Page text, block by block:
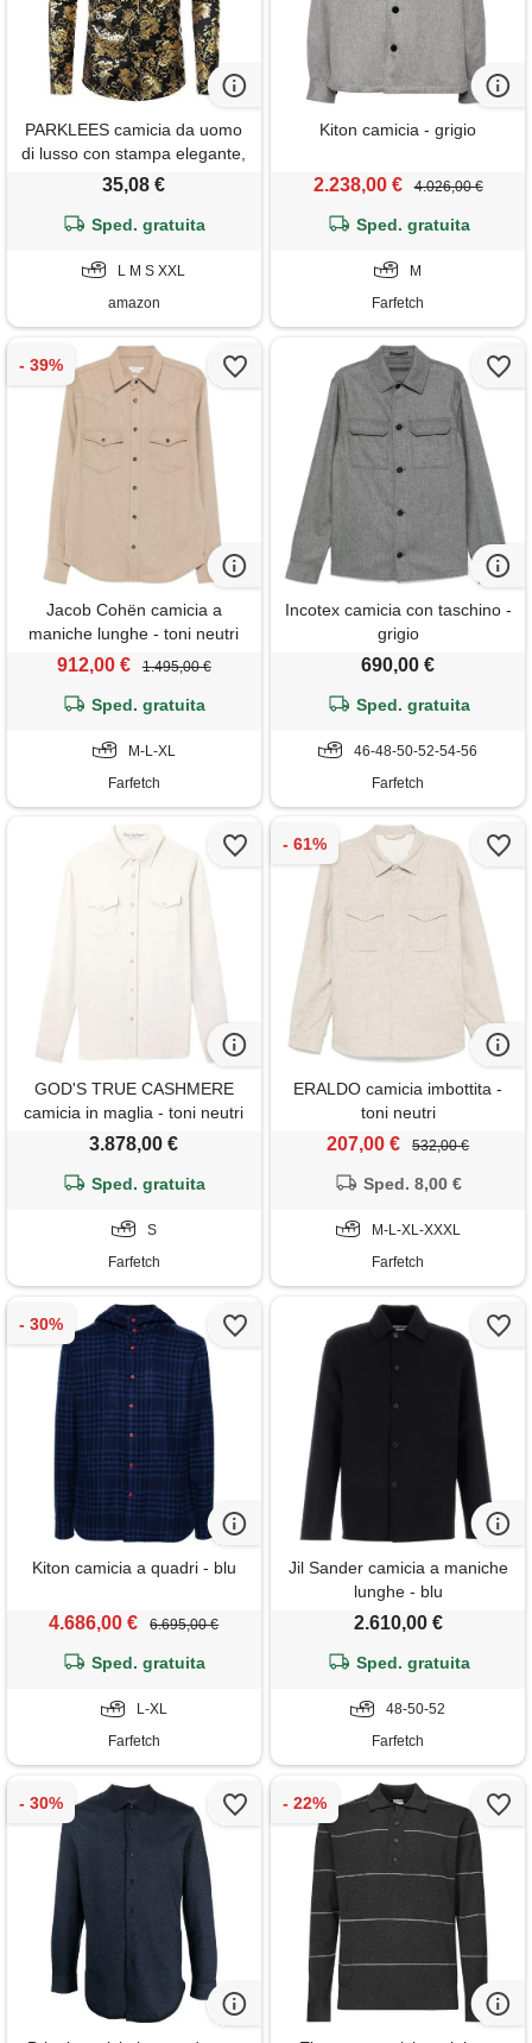
PARKLEES camicia da uomo
di lusso con stampa elegante,
taglio aderente, abbottonato,
lucido, nero/dorato, s
35,08 €
Sped. gratuita
L M S XXL
amazon
Kiton camicia - grigio
2.238,00 € 4.026,00 €
Sped. gratuita
M
Farfetch
Jacob Cohën camicia a
maniche lunghe - toni neutri
912,00 € 1.495,00 €
Sped. gratuita
M-L-XL
Farfetch
Incotex camicia con taschino -
grigio
690,00 €
Sped. gratuita
46-48-50-52-54-56
Farfetch
GOD'S TRUE CASHMERE
camicia in maglia - toni neutri
3.878,00 €
Sped. gratuita
S
Farfetch
ERALDO camicia imbottita -
toni neutri
207,00 € 532,00 €
Sped. 8,00 €
M-L-XL-XXXL
Farfetch
Kiton camicia a quadri - blu
4.686,00 € 6.695,00 €
Sped. gratuita
L-XL
Farfetch
Jil Sander camicia a maniche
lunghe - blu
2.610,00 €
Sped. gratuita
48-50-52
Farfetch